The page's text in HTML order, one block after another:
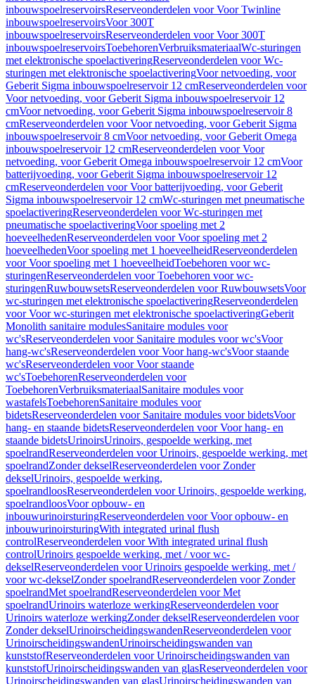
inbouwspoelreservoirsReserveonderdelen voor Voor Twinline
inbouwspoelreservoirsVoor 300T
inbouwspoelreservoirsReserveonderdelen voor Voor 300T
inbouwspoelreservoirsToebehorenVerbruiksmateriaalWc-sturingen
met elektronische spoelactiveringReserveonderdelen voor Wc-
sturingen met elektronische spoelactiveringVoor netvoeding, voor
Geberit Sigma inbouwspoelreservoir 12 cmReserveonderdelen voor
Voor netvoeding, voor Geberit Sigma inbouwspoelreservoir 12
cmVoor netvoeding, voor Geberit Sigma inbouwspoelreservoir 8
cmReserveonderdelen voor Voor netvoeding, voor Geberit Sigma
inbouwspoelreservoir 8 cmVoor netvoeding, voor Geberit Omega
inbouwspoelreservoir 12 cmReserveonderdelen voor Voor
netvoeding, voor Geberit Omega inbouwspoelreservoir 12 cmVoor
batterijvoeding, voor Geberit Sigma inbouwspoelreservoir 12
cmReserveonderdelen voor Voor batterijvoeding, voor Geberit
Sigma inbouwspoelreservoir 12 cmWc-sturingen met pneumatische
spoelactiveringReserveonderdelen voor Wc-sturingen met
pneumatische spoelactiveringVoor spoeling met 2
hoeveelhedenReserveonderdelen voor Voor spoeling met 2
hoeveelhedenVoor spoeling met 1 hoeveelheidReserveonderdelen
voor Voor spoeling met 1 hoeveelheidToebehoren voor wc-
sturingenReserveonderdelen voor Toebehoren voor wc-
sturingenRuwbouwsetsReserveonderdelen voor RuwbouwsetsVoor
wc-sturingen met elektronische spoelactiveringReserveonderdelen
voor Voor wc-sturingen met elektronische spoelactiveringGeberit
Monolith sanitaire modulesSanitaire modules voor
wc'sReserveonderdelen voor Sanitaire modules voor wc'sVoor
hang-wc'sReserveonderdelen voor Voor hang-wc'sVoor staande
wc'sReserveonderdelen voor Voor staande
wc'sToebehorenReserveonderdelen voor
ToebehorenVerbruiksmateriaalSanitaire modules voor
wastafelsToebehorenSanitaire modules voor
bidetsReserveonderdelen voor Sanitaire modules voor bidetsVoor
hang- en staande bidetsReserveonderdelen voor Voor hang- en
staande bidetsUrinoirsUrinoirs, gespoelde werking, met
spoelrandReserveonderdelen voor Urinoirs, gespoelde werking, met
spoelrandZonder dekselReserveonderdelen voor Zonder
dekselUrinoirs, gespoelde werking,
spoelrandloosReserveonderdelen voor Urinoirs, gespoelde werking,
spoelrandloosVoor opbouw- en
inbouwurinoirsturingReserveonderdelen voor Voor opbouw- en
inbouwurinoirsturingWith integrated urinal flush
controlReserveonderdelen voor With integrated urinal flush
controlUrinoirs gespoelde werking, met / voor wc-
dekselReserveonderdelen voor Urinoirs gespoelde werking, met /
voor wc-dekselZonder spoelrandReserveonderdelen voor Zonder
spoelrandMet spoelrandReserveonderdelen voor Met
spoelrandUrinoirs waterloze werkingReserveonderdelen voor
Urinoirs waterloze werkingZonder dekselReserveonderdelen voor
Zonder dekselUrinoirscheidingswandenReserveonderdelen voor
UrinoirscheidingswandenUrinoirscheidingswanden van
kunststofReserveonderdelen voor Urinoirscheidingswanden van
kunststofUrinoirscheidingswanden van glasReserveonderdelen voor
Urinoirscheidingswanden van glasUrinoirscheidingswanden van